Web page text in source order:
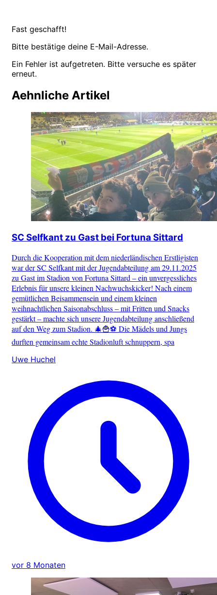
Fast geschafft!
Bitte bestätige deine E-Mail-Adresse.
Ein Fehler ist aufgetreten. Bitte versuche es später
erneut.
Aehnliche Artikel
SC Selfkant zu Gast bei Fortuna Sittard
Durch die Kooperation mit dem niederländischen Erstligisten
war der SC Selfkant mit der Jugendabteilung am 29.11.2025
zu Gast im Stadion von Fortuna Sittard – ein unvergessliches
Erlebnis für unsere kleinen Nachwuchskicker! Nach einem
gemütlichen Beisammensein und einem kleinen
weihnachtlichen Saisonabschluss – mit Fritten und Snacks
gestärkt – machte sich unsere Jugendabteilung anschließend
auf den Weg zum Stadion. 🎄🍟⚽ Die Mädels und Jungs
durften gemeinsam echte Stadionluft schnuppern, spa
Uwe Huchel
vor 8 Monaten